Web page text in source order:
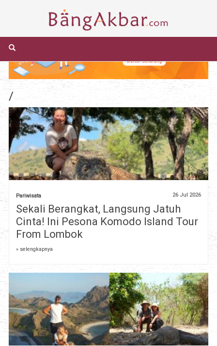
/
Pariwisata 26 Jul 2026
Sekali Berangkat, Langsung Jatuh
Cinta! Ini Pesona Komodo Island Tour
From Lombok
» selengkapnya